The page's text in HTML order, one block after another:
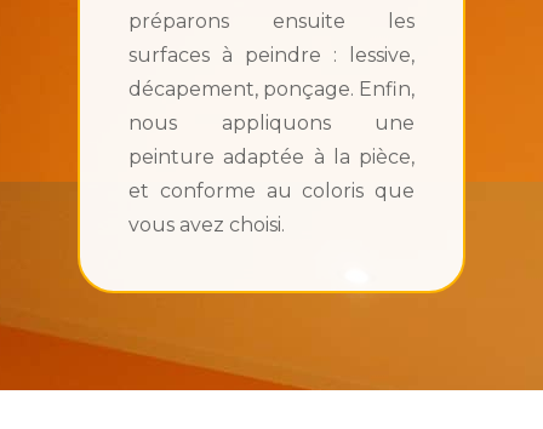
préparons ensuite les
surfaces à peindre : lessive,
décapement, ponçage. Enfin,
nous appliquons une
peinture adaptée à la pièce,
et conforme au coloris que
vous avez choisi.